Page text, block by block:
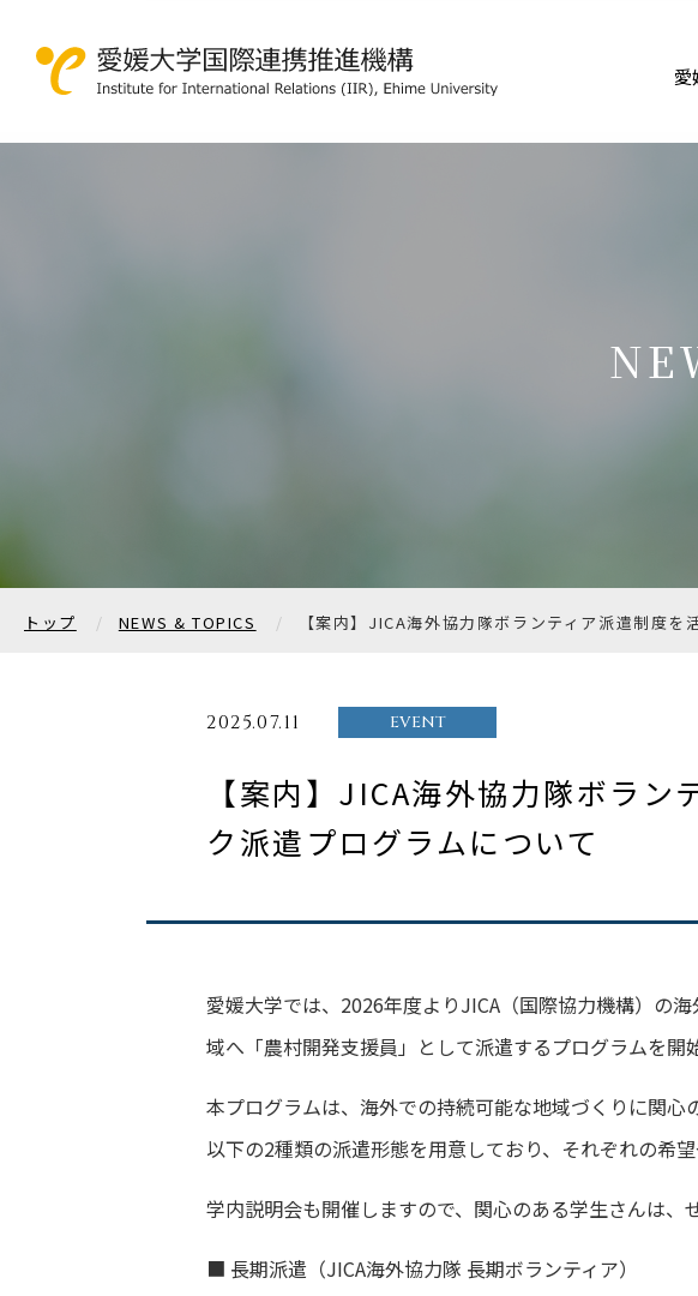
トップ NEWS & TOPICS 【案内】JICA海外協力隊ボランティア派遣制度
2025.07.11 EVENT
【案内】JICA海外協力隊ボラ
ク派遣プログラムについて
愛媛大学では、2026年度よりJICA（国際協力機構）の
域へ「農村開発支援員」として派遣するプログラムを開
本プログラムは、海外での持続可能な地域づくりに関心
以下の2種類の派遣形態を用意しており、それぞれの希
学内説明会も開催しますので、関心のある学生さんは、
■ 長期派遣（JICA海外協力隊 長期ボランティア）